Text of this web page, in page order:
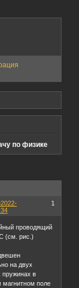
по физике
1
2022-
проводящий
(см. рис.)
на двух
пружинах в
магнитном поле